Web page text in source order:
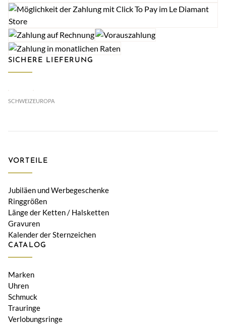
SICHERE LIEFERUNG
SCHWEIZEUROPA
VORTEILE
Jubiläen und Werbegeschenke
Ringgrößen
Länge der Ketten / Halsketten
Gravuren
Kalender der Sternzeichen
CATALOG
Marken
Uhren
Schmuck
Trauringe
Verlobungsringe